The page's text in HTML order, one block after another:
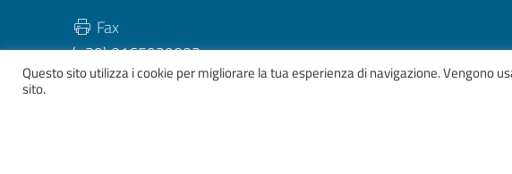
Fax
(+39) 0165929003
Questo sito utilizza i cookie per migliorare la tua esperienza di navigazione. Vengono
sito.